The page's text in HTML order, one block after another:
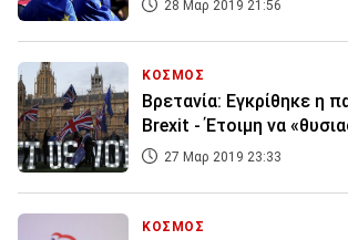
28 Μαρ 2019 21:56
ΚΟΣΜΟΣ
Βρετανία: Εγκρίθηκε η
Brexit - Έτοιμη να
27 Μαρ 2019 23:33
ΚΟΣΜΟΣ